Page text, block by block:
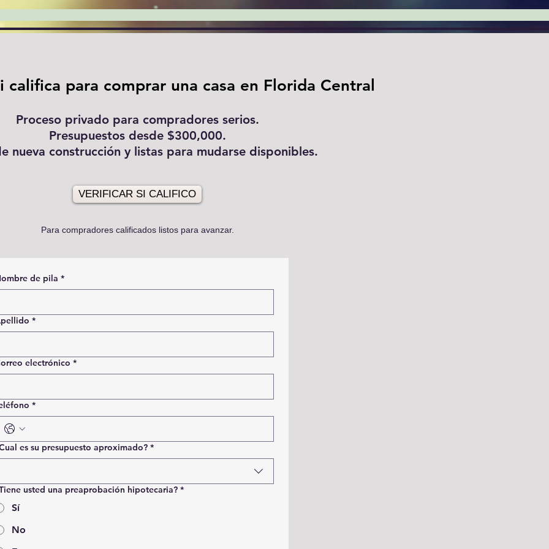
califica para comprar una casa en Florida Central
Proceso privado para compradores serios.
Presupuestos desde $300,000.
nueva construcción y listas para mudarse disponibles.
VERIFICAR SI CALIFICO
Para compradores calificados listos para avanzar.
de pila *
*
electrónico *
*
es su presupuesto aproximado? *
usted una preaprobación hipotecaria? *
Sí
No